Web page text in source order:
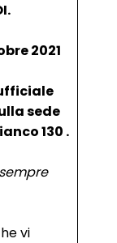
2021
ufficiale
sede
130 .
vi